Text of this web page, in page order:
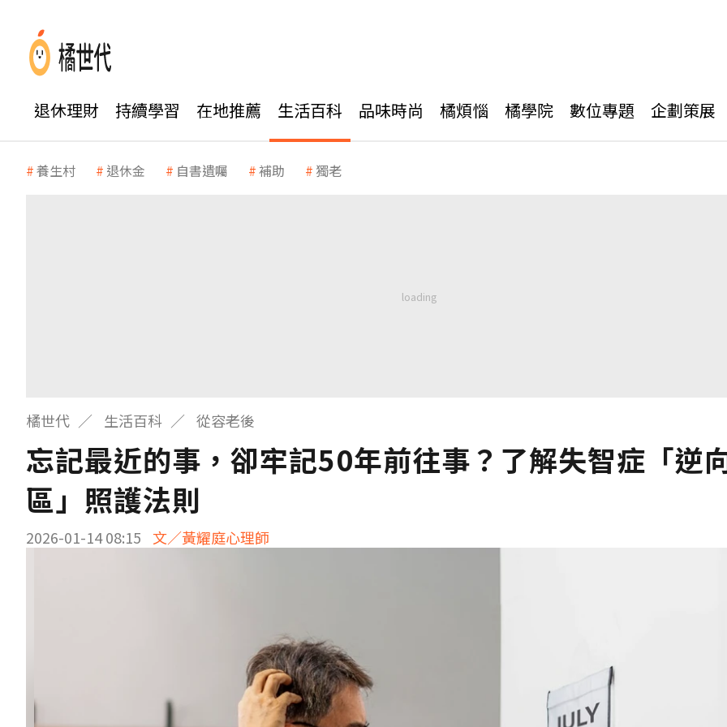
退休理財 持續學習 在地推薦 生活百科 品味時尚 橘煩惱 橘學院 數位專題 企劃策展
養生村 退休金 自書遺囑 補助 獨老
橘世代 生活百科 從容老後
忘記最近的事，卻牢記50年前往事？了解失智症「逆
區」照護法則
2026-01-14 08:15 文／黃耀庭心理師